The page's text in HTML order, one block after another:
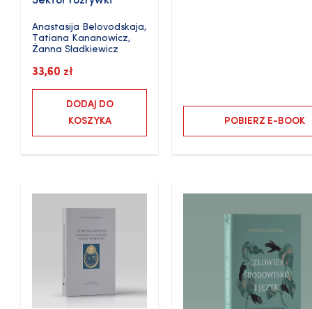
Anastasija Belovodskaja,
Tatiana Kananowicz,
Żanna Sładkiewicz
33,60 zł
DODAJ DO
KOSZYKA
POBIERZ E-BOOK